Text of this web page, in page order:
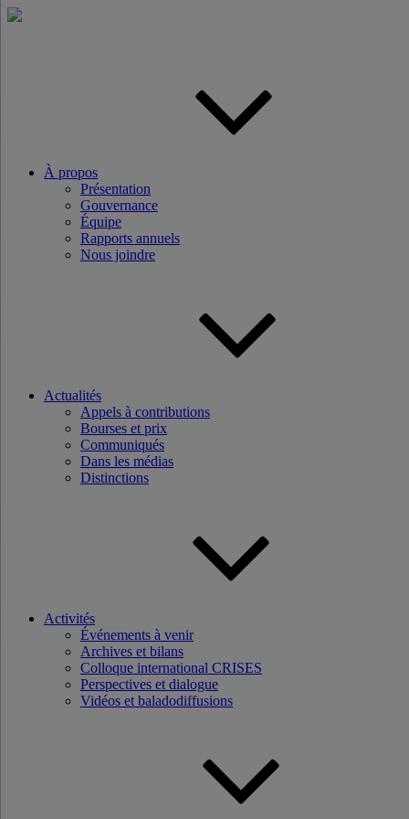
Aller
À propos
Présentation
Gouvernance
Équipe
Rapports annuels
Nous joindre
Actualités
Appels à contributions
Bourses et prix
Communiqués
Dans les médias
Distinctions
Activités
Événements à venir
Archives et bilans
Colloque international CRISES
Perspectives et dialogue
Vidéos et baladodiffusions